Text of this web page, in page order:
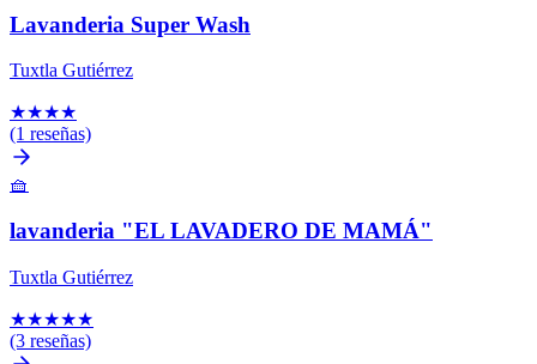
Lavanderia Super Wash
Tuxtla Gutiérrez
★★★★
(1 reseñas)
🧺
lavanderia "EL LAVADERO DE MAMÁ"
Tuxtla Gutiérrez
★★★★★
(3 reseñas)